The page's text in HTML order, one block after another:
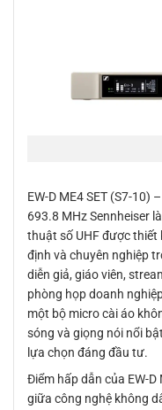
EW-D ME4 SET (S7-10)
693.8 MHz Sennheiser
thuật số UHF được thiết
định và chuyên nghiệp
diễn giả, giáo viên,
phòng họp doanh
một bộ micro cài áo
sóng và giọng nói nổi
lựa chọn đáng đầu tư.
Điểm hấp dẫn của EW-D
giữa công nghệ không